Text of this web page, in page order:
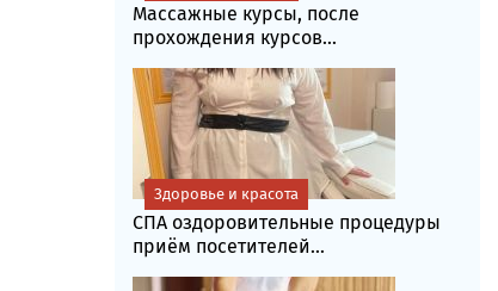
Массажные курсы, после
прохождения курсов...
СПА оздоровительные процедуры
приём посетителей...
Здоровье и красота